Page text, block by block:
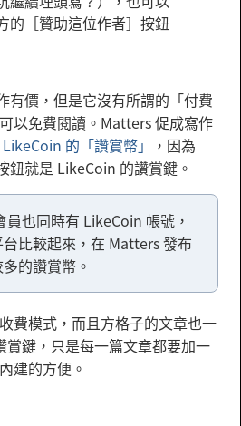
的［贊助這位作者］按鈕
有價，但是它沒有所謂的「付費
以免費閱讀。Matters 促成寫作
LikeCoin 的「讚賞幣」
，因為
鈕就是 LikeCoin 的讚賞鍵。
也同時有 LikeCoin 帳號，
比較起來，在 Matters 發布
的讚賞幣。
費模式，而且方格子的文章也一
鍵，只是每一篇文章都要加一
建的方便。